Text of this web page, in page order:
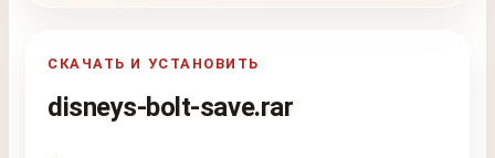
СКАЧАТЬ И УСТАНОВИТЬ
disneys-bolt-save.rar